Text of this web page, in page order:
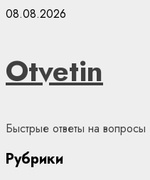
Skip
08.08.2026
Otvetin
Быстрые ответы на вопросы
Рубрики